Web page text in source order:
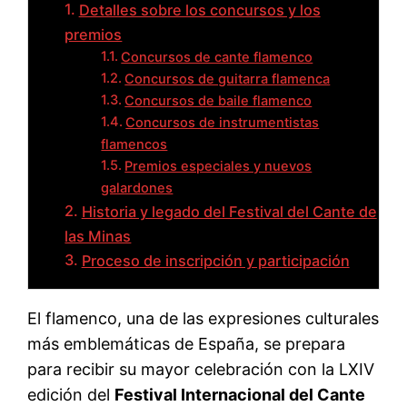
Detalles sobre los concursos y los
premios
Concursos de cante flamenco
Concursos de guitarra flamenca
Concursos de baile flamenco
Concursos de instrumentistas
flamencos
Premios especiales y nuevos
galardones
Historia y legado del Festival del Cante de
las Minas
Proceso de inscripción y participación
El flamenco, una de las expresiones culturales
más emblemáticas de España, se prepara
para recibir su mayor celebración con la LXIV
edición del Festival Internacional del Cante